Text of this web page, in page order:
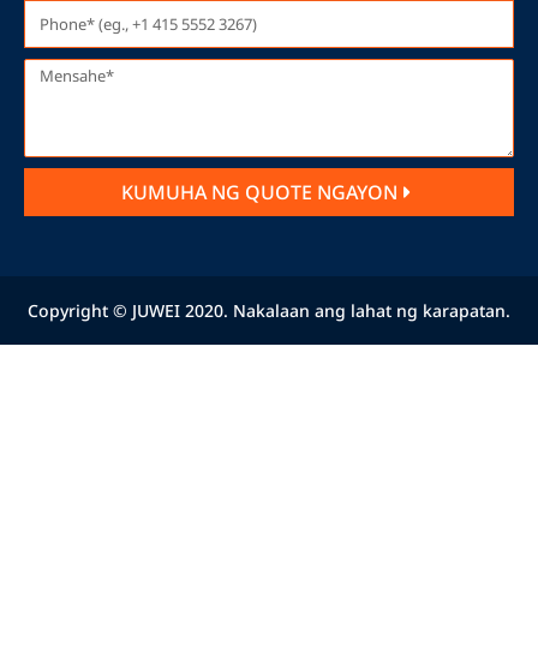
KUMUHA NG QUOTE NGAYON
Copyright © JUWEI 2020. Nakalaan ang lahat ng karapatan.